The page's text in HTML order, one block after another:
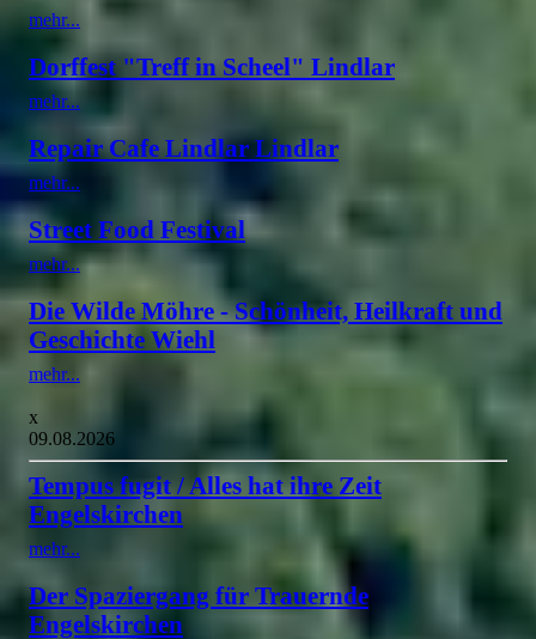
mehr...
Dorffest "Treff in Scheel" Lindlar
mehr...
Repair Cafe Lindlar Lindlar
mehr...
Street Food Festival
mehr...
Die Wilde Möhre - Schönheit, Heilkraft und
Geschichte Wiehl
mehr...
x
09.08.2026
Tempus fugit / Alles hat ihre Zeit
Engelskirchen
mehr...
Der Spaziergang für Trauernde
Engelskirchen